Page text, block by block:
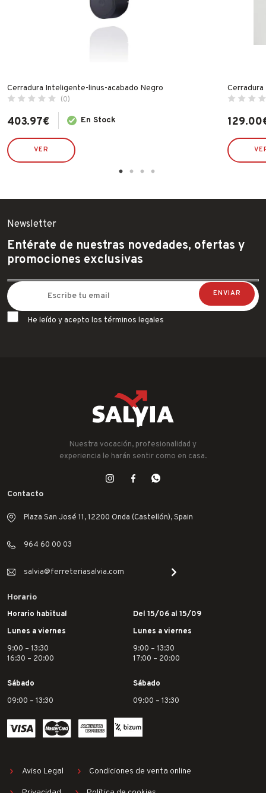
Cerradura Inteligente-linus-acabado Negro
(0)
403.97€ En Stock
VER
Cerradura
El
precio
original
era:
129.00
El
precio
actual
es:
Newsletter
Entérate de nuestras novedades, ofertas y
promociones exclusivas
He leído y acepto los términos legales
Nuestra vocación, profesionalidad y
experiencia le harán sentir como en casa.
Contacto
Plaza San José 11, 12200 Onda (Castellón), Spain
964 60 00 03
salvia@ferreteriasalvia.com
Horario
Horario habitual
Lunes a viernes
9:00 – 13:30
16:30 – 20:00
Sábado
09:00 – 13:30
Del 15/06 al 15/09
Lunes a viernes
9:00 – 13:30
17:00 – 20:00
Sábado
09:00 – 13:30
Aviso Legal Condiciones de venta online